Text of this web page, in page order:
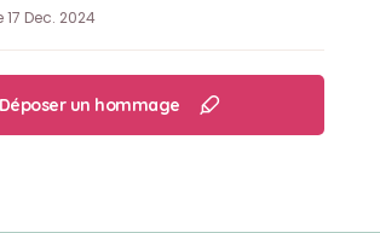
17 Dec. 2024
Déposer un hommage